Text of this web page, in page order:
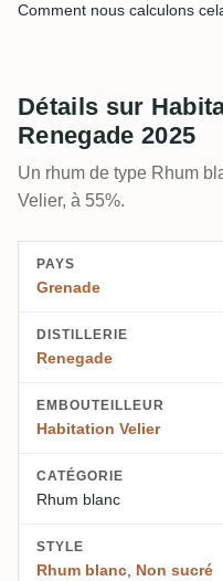
Comment nous calculons
Détails sur
Renegade 2025
Un rhum de type Rhum
Velier, à 55%.
PAYS
Grenade
DISTILLERIE
Renegade
EMBOUTEILLEUR
Habitation Velier
CATÉGORIE
Rhum blanc
STYLE
Rhum blanc, Non sucré